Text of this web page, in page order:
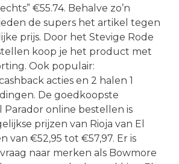
€55.74. Behalve zo’n
de supers het artikel tegen
prijs. Door het Stevige Rode
koop je het product met
Ook populair:
acties en 2 halen 1
De goedkoopste
Parador online bestellen is
prijzen van Rioja van El
van €52,95 tot €57,97. Er is
naar merken als Bowmore